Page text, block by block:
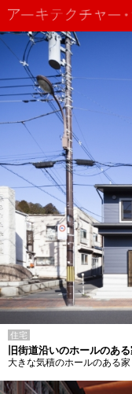
住宅
旧街道沿いのホールのあ
大きな気積のホールのある家